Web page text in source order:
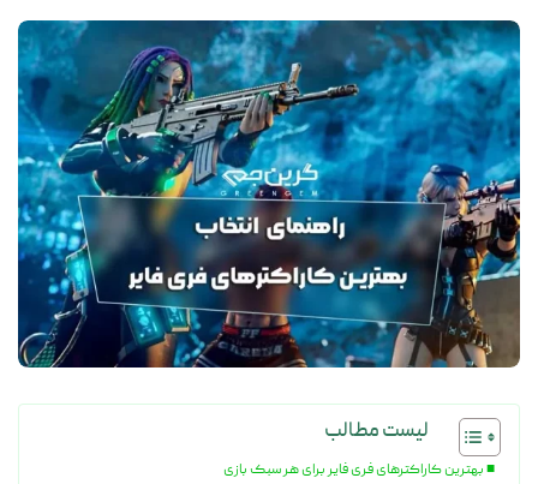
لیست مطالب
بهترین کاراکترهای فری فایر برای هر سبک بازی